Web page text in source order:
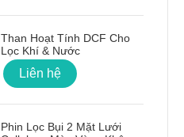
Than Hoạt Tính DCF Cho
Lọc Khí & Nước
Liên hệ
Phin Lọc Bụi 2 Mặt Lưới